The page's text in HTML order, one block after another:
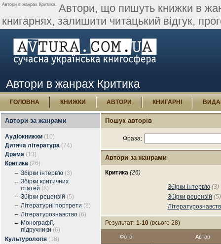
Автори в жанрах Критика. Автори, що пишуть книжки в
книгарнях, залишити читацький відгук,
Автори в жанрах Критика
ГОЛОВНА КНИЖКИ АВТОРИ КНИГАРНІ
Автори за жанрами
Аудіокнижки (10)
Дитяча література (74)
Драма (13)
Критика (26)
– Збірки інтерв'ю (3)
– Збірки критичних
статей (8)
– Збірки рецензій (5)
– Літературні портрети (8)
– Літературознавство (6)
– Монографії,
підручники (6)
Культурологія (18)
Пошук авторів
Фраза:
Автори за жанрами
Критика (26)
Збірки інтерв'ю (3)
Збірки рецензій (5)
Результат: 1-10 (всього 28)
Фото Автор